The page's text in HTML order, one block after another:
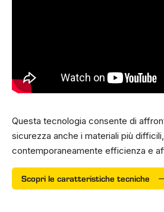
Questa tecnologia consente di
sicurezza anche i materiali più
contemporaneamente efficienza e
Scopri le caratteristiche tecniche